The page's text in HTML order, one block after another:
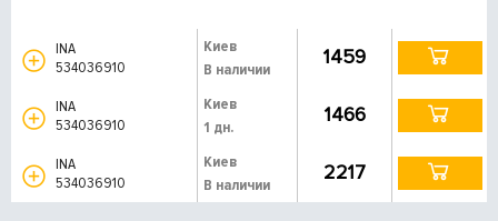
INA
534036910
Киев
В наличии
1459
INA
534036910
Киев
1 дн.
1466
INA
534036910
Киев
В наличии
2217